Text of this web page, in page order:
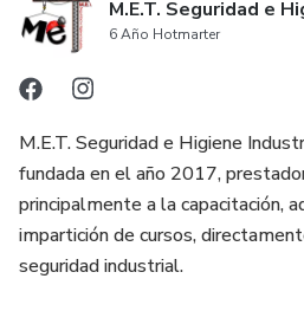
empresas que buscan cumplir con
✔️ Modalidad 100% en línea
✔️ Contenido práctico y aplicable
M.E.T. Seguridad e
6 Año Hotmarter
M.E.T. Seguridad e Higiene
fundada en el año 2017,
principalmente a la capacitación,
impartición de cursos,
seguridad industrial.